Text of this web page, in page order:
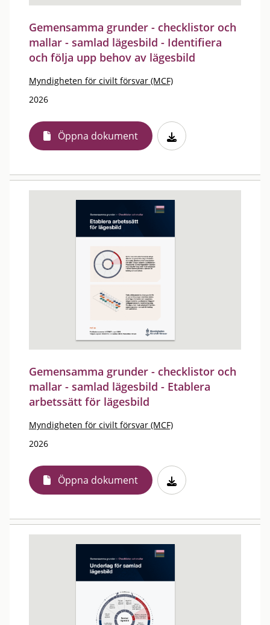
Gemensamma grunder - checklistor och
mallar - samlad lägesbild - Identifiera
och följa upp behov av lägesbild
Myndigheten för civilt försvar (MCF)
2026
Öppna dokument
Gemensamma grunder - checklistor och
mallar - samlad lägesbild - Etablera
arbetssätt för lägesbild
Myndigheten för civilt försvar (MCF)
2026
Öppna dokument